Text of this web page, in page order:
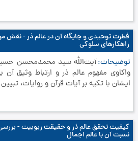
فطرت توحیدی و جایگاه آن در عالم ذر - نقش
راهکارهای سلوکی
توضیحات آیت‌الله سید محمدمحسن
واکاوی مفهوم عالم ذر و ارتباط وثیق آن
ایشان با تکیه بر آیات قرآن و روایات،
کیفیت تحقق عالم ذر و حقیقت ربوبیت -
نسبت آن با عالم اجمال